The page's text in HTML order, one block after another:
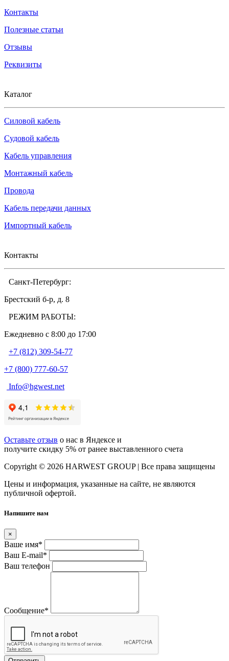
Контакты
Полезные статьи
Отзывы
Реквизиты
Каталог
Силовой кабель
Судовой кабель
Кабель управления
Монтажный кабель
Провода
Кабель передачи данных
Импортный кабель
Контакты
Санкт-Петербург:
Брестский б-р, д. 8
РЕЖИМ РАБОТЫ:
Ежедневно c 8:00 до 17:00
+7 (812) 309-54-77
+7 (800) 777-60-57
Info@hgwest.net
Оставьте отзыв о нас в Яндексе и
получите скидку 5% от ранее выставленного счета
Copyright © 2026 HARWEST GROUP | Все права защищены
Цены и информация, указанные на сайте, не являются
публичной офертой.
Напишите нам
×
Ваше имя*
Ваш E-mail*
Ваш телефон
Сообщение*